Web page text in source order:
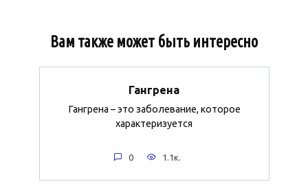
Вам также может быть интересно
Гангрена
Гангрена – это заболевание, которое
характеризуется
0 1.1к.